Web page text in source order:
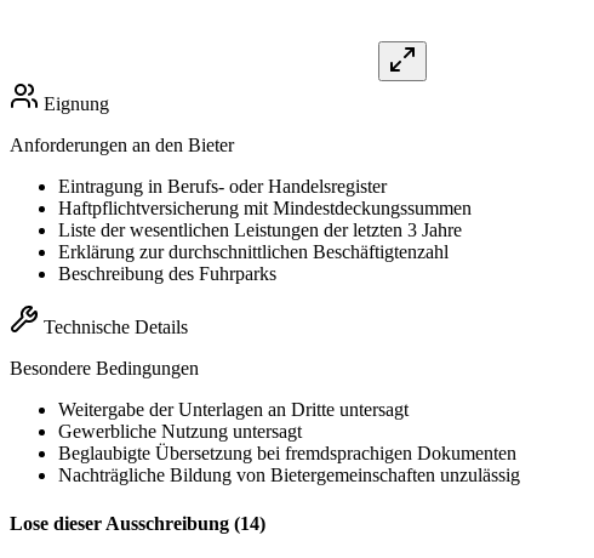
Eignung
Anforderungen an den Bieter
Eintragung in Berufs- oder Handelsregister
Haftpflichtversicherung mit Mindestdeckungssummen
Liste der wesentlichen Leistungen der letzten 3 Jahre
Erklärung zur durchschnittlichen Beschäftigtenzahl
Beschreibung des Fuhrparks
Technische Details
Besondere Bedingungen
Weitergabe der Unterlagen an Dritte untersagt
Gewerbliche Nutzung untersagt
Beglaubigte Übersetzung bei fremdsprachigen Dokumenten
Nachträgliche Bildung von Bietergemeinschaften unzulässig
Lose dieser Ausschreibung (14)